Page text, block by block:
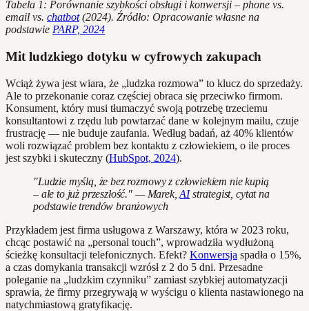
Tabela 1: Porównanie szybkości obsługi i konwersji – phone vs.
email vs. chatbot(2024). Źródło: Opracowanie własne na
podstawie PARP, 2024
Mit ludzkiego dotyku w cyfrowych zakupach
Wciąż żywa jest wiara, że „ludzka rozmowa” to klucz do sprzedaży.
Ale to przekonanie coraz częściej obraca się przeciwko firmom.
Konsument, który musi tłumaczyć swoją potrzebę trzeciemu
konsultantowi z rzędu lub powtarzać dane w kolejnym mailu, czuje
frustrację — nie buduje zaufania. Według badań, aż 40% klientów
woli rozwiązać problem bez kontaktu z człowiekiem, o ile proces
jest szybki i skuteczny (HubSpot, 2024).
"Ludzie myślą, że bez rozmowy z człowiekiem nie kupią
– ale to już przeszłość." — Marek,AIstrategist, cytat na
podstawie trendów branżowych
Przykładem jest firma usługowa z Warszawy, która w 2023 roku,
chcąc postawić na „personal touch”, wprowadziła wydłużoną
ścieżkę konsultacji telefonicznych. Efekt? Konwersja spadła o 15%,
a czas domykania transakcji wzrósł z 2 do 5 dni. Przesadne
poleganie na „ludzkim czynniku” zamiast szybkiej automatyzacji
sprawia, że firmy przegrywają w wyścigu o klienta nastawionego na
natychmiastową gratyfikację.